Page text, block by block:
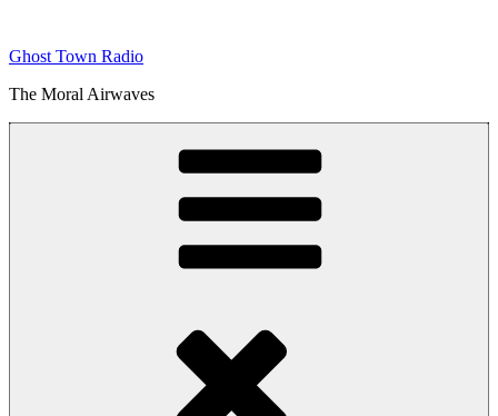
springen
Ghost Town Radio
The Moral Airwaves